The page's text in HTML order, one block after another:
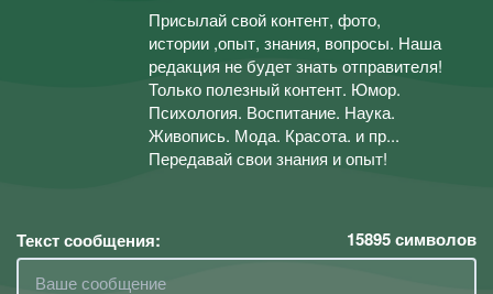
Присылай свой контент, фото,
истории ,опыт, знания, вопросы. Наша
редакция не будет знать отправителя!
Только полезный контент. Юмор.
Психология. Воспитание. Наука.
Живопись. Мода. Красота. и пр...
Передавай свои знания и опыт!
Текст сообщения: 15895символов